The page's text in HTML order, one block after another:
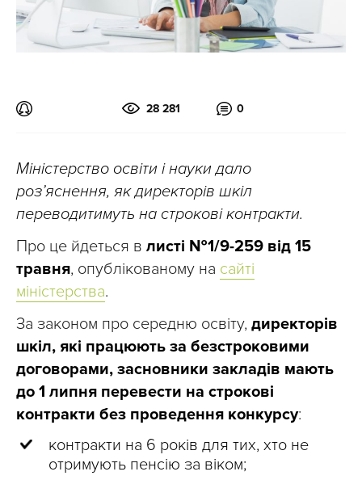
28 281 0
Міністерство освіти і науки дало
роз’яснення, як директорів шкіл
переводитимуть на строкові контракти.
Про це йдеться в листі №1/9-259 від 15
травня, опублікованому на сайті
міністерства.
За законом про середню освіту, директорів
шкіл, які працюють за безстроковими
договорами, засновники закладів мають
до 1 липня перевести на строкові
контракти без проведення конкурсу:
контракти на 6 років для тих, хто не
отримують пенсію за віком;